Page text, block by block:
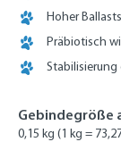
Hoher
Präbiotisch
Gebindegröße
0,15 kg (1 kg =